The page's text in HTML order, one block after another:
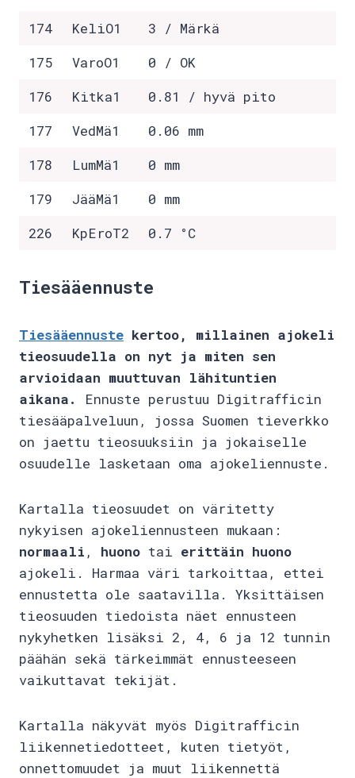
174
KeliO1
3 / Märkä
175
VaroO1
0 / OK
176
Kitka1
0.81 / hyvä pito
177
VedMä1
0.06 mm
178
LumMä1
0 mm
179
JääMä1
0 mm
226
KpEroT2 0.7 °C
Tiesääennuste
Tiesääennuste kertoo, millainen ajokeli
tieosuudella on nyt ja miten sen
arvioidaan muuttuvan lähituntien
aikana.
Ennuste perustuu Digitrafficin
tiesääpalveluun, jossa Suomen tieverkko
on jaettu tieosuuksiin ja jokaiselle
osuudelle lasketaan oma ajokeliennuste.
Kartalla tieosuudet on väritetty
nykyisen ajokeliennusteen mukaan:
normaali , huono tai erittäin huono
ajokeli. Harmaa väri tarkoittaa, ettei
ennustetta ole saatavilla. Yksittäisen
tieosuuden tiedoista näet ennusteen
nykyhetken lisäksi 2, 4, 6 ja 12 tunnin
päähän sekä tärkeimmät ennusteeseen
vaikuttavat tekijät.
Kartalla näkyvät myös Digitrafficin
liikennetiedotteet, kuten tietyöt,
onnettomuudet ja muut liikennettä